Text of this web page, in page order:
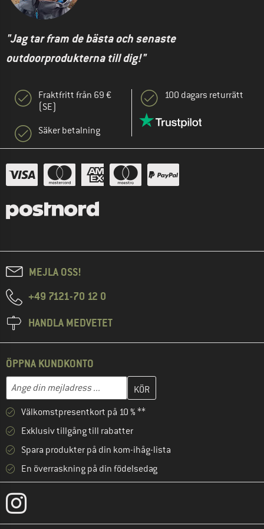
"Jag tar fram de bästa och senaste
outdoorprodukterna till dig!"
Fraktfritt från 69 €
(SE)
Säker betalning
100 dagars returrätt
MEJLA OSS!
+49 7121-70 12 0
HANDLA MEDVETET
ÖPPNA KUNDKONTO
Mejladress
Skriv in din e-postadress här och skapa ditt kundkonto i nästa
Välkomstpresentkort på 10 % **
Exklusiv tillgång till rabatter
Spara produkter på din kom-ihåg-lista
En överraskning på din födelsedag